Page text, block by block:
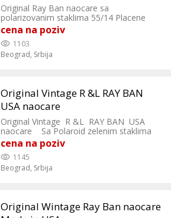
Original Ray Ban naocare sa
polarizovanim staklima 55/14 Placene
19.000 din pre par sezona. Odlicne
cena na poziv
1103
Beograd, Srbija
Original Vintage R &L RAY BAN
USA naocare
Original Vintage R &L RAY BAN USA
naocare Sa Polaroid zelenim staklima
Fali leva drska Made in USA Velicina
58/14
cena na poziv
1145
Beograd, Srbija
Original Wintage Ray Ban naocare